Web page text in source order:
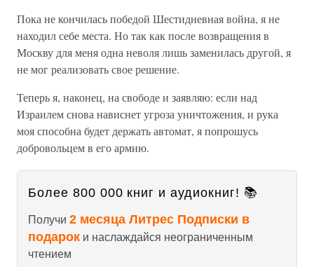
Пока не кончилась победой Шестидневная война, я не
находил себе места. Но так как после возвращения в
Москву для меня одна неволя лишь заменилась другой, я
не мог реализовать свое решение.
Теперь я, наконец, на свободе и заявляю: если над
Израилем снова нависнет угроза уничтожения, и рука
моя способна будет держать автомат, я попрошусь
добровольцем в его армию.
Более 800 000 книг и аудиокниг! 📚
Получи 2 месяца Литрес Подписки в
подарок и наслаждайся неограниченным
чтением